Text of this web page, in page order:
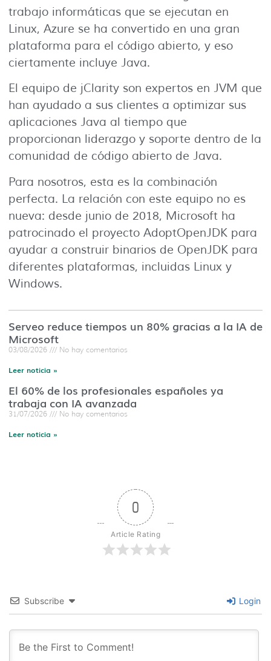
trabajo informáticas que se ejecutan en
Linux, Azure se ha convertido en una gran
plataforma para el código abierto, y eso
ciertamente incluye Java.
El equipo de jClarity son expertos en JVM que
han ayudado a sus clientes a optimizar sus
aplicaciones Java al tiempo que
proporcionan liderazgo y soporte dentro de la
comunidad de código abierto de Java.
Para nosotros, esta es la combinación
perfecta. La relación con este equipo no es
nueva: desde junio de 2018, Microsoft ha
patrocinado el proyecto AdoptOpenJDK para
ayudar a construir binarios de OpenJDK para
diferentes plataformas, incluidas Linux y
Windows.
Serveo reduce tiempos un 80% gracias a la IA de
Microsoft
03/08/2026 No hay comentarios
Leer noticia »
El 60% de los profesionales españoles ya
trabaja con IA avanzada
31/07/2026 No hay comentarios
Leer noticia »
0
Article Rating
Subscribe Login